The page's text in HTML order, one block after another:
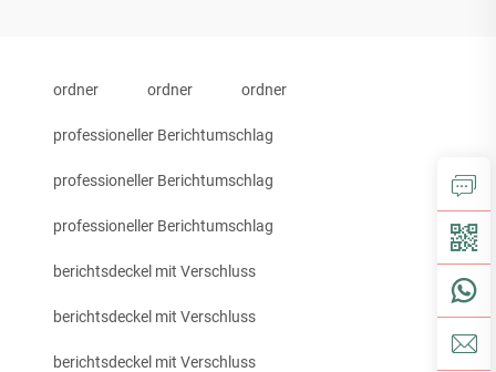
ordner ordner ordner
professioneller Berichtumschlag
professioneller Berichtumschlag
professioneller Berichtumschlag
berichtsdeckel mit Verschluss
berichtsdeckel mit Verschluss
berichtsdeckel mit Verschluss